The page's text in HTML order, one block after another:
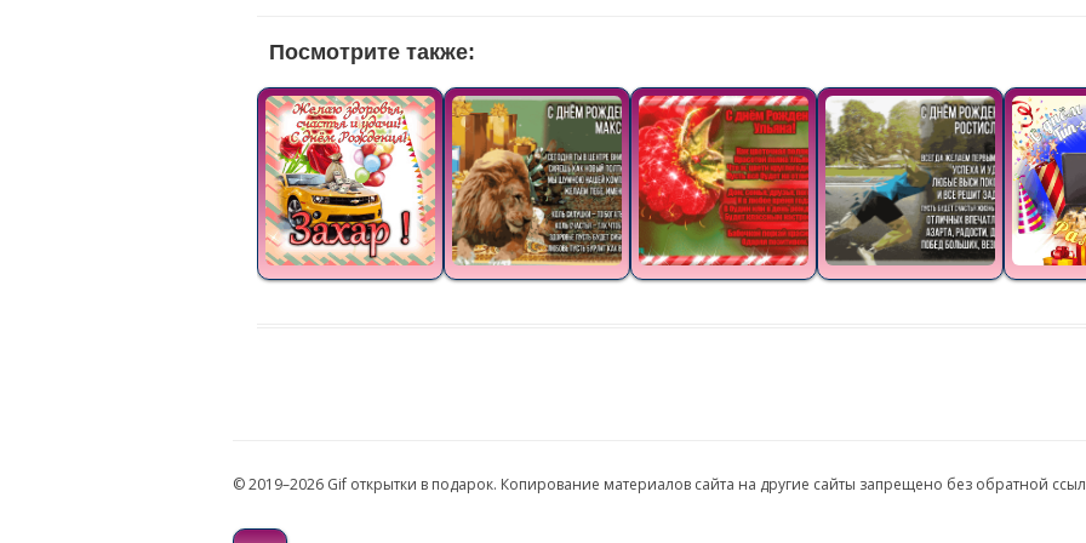
Посмотрите также:
© 2019–2026 Gif открытки в подарок. Копирование материалов сайта на другие сайты запрещено без обратной